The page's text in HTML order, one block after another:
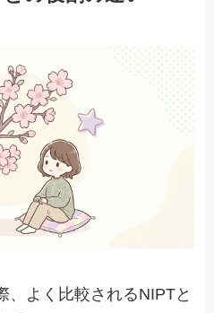
、よく比較されるNIPTと